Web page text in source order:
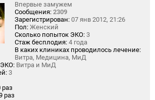
Впервые замужем
Сообщения: 2309
Зарегистрирован: 07 янв 2012, 21:26
Пол: Женский
Сколько попыток ЭКО: 3
Стаж бесплодия: 4 года
В каких клиниках проводилось лечение:
Витра, Медицина, МиД
ЭКО: Витра и МиД
3
раз
раз